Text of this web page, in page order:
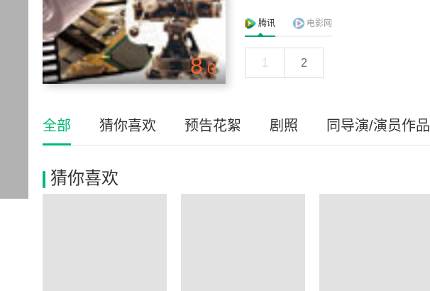
8.0
腾讯 电影网
1 2
全部 猜你喜欢 预告花絮 剧照 同导演/演员作品
猜你喜欢